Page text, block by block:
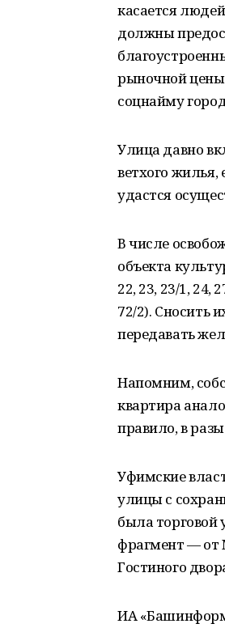
касается
должны
рыночной цены
соцнайму
Улица давно
ветхого жилья,
удастся
В числе
объекта
22, 23, 23/1, 24,
72/2). Сносить
передавать
Напомним,
квартира
правило, в
Уфимские
улицы с
была торговой
фрагмент — от
Гостиного
ИА